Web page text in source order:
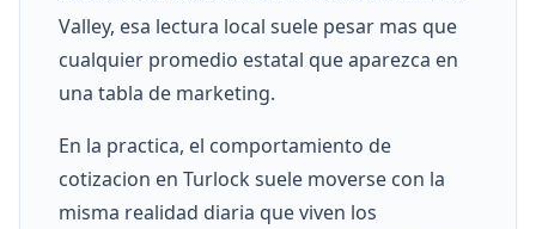
Valley, esa lectura local suele pesar mas que
cualquier promedio estatal que aparezca en
una tabla de marketing.
En la practica, el comportamiento de
cotizacion en Turlock suele moverse con la
misma realidad diaria que viven los